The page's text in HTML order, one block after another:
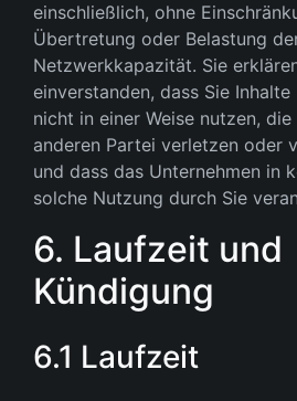
einschließlich, ohne
Übertretung oder Belastung
Netzwerkkapazität. Sie
einverstanden, dass Sie
nicht in einer Weise nutzen,
anderen Partei verletzen oder
und dass das Unternehmen in
solche Nutzung durch Sie
6. Laufzeit und
Kündigung
6.1 Laufzeit